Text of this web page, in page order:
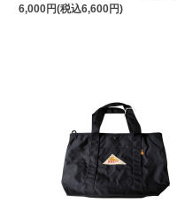
6,000円(税込6,600円)